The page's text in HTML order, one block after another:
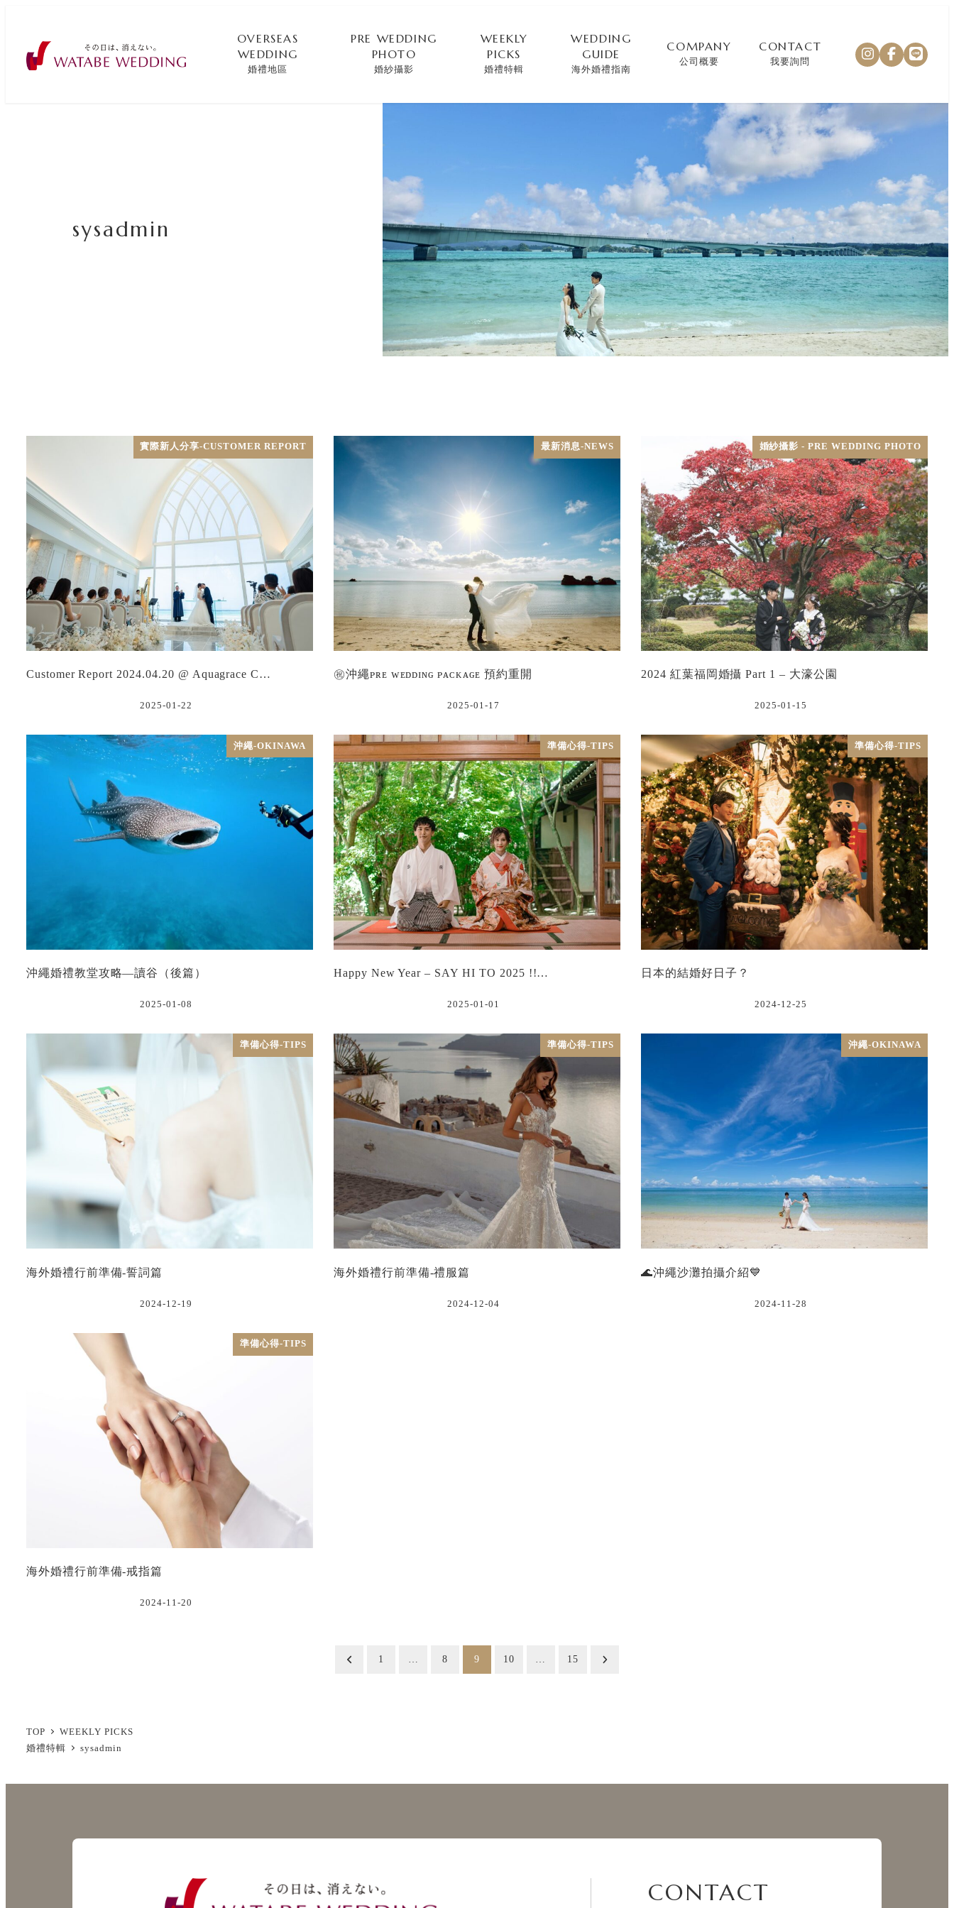
OVERSEAS
WEDDING
婚禮地區
PRE WEDDING
PHOTO
婚紗攝影
WEEKLY
PICKS
婚禮特輯
WEDDING
GUIDE
海外婚禮指南
COMPANY
公司概要
CONTACT
我要詢問
sysadmin
實際新人分享-CUSTOMER REPORT
Customer Report 2024.04.20 @ Aquagrace C…
2025-01-22
最新消息-NEWS
㊗沖繩ᴘʀᴇ ᴡᴇᴅᴅɪɴɢ ᴘᴀᴄᴋᴀɢᴇ 預約重開
2025-01-17
婚紗攝影 - PRE WEDDING PHOTO
2024 紅葉福岡婚攝 Part 1 – 大濠公園
2025-01-15
沖繩-OKINAWA
沖繩婚禮教堂攻略—讀谷（後篇）
2025-01-08
準備心得-TIPS
Happy New Year – SAY HI TO 2025 !!…
2025-01-01
準備心得-TIPS
日本的結婚好日子？
2024-12-25
準備心得-TIPS
海外婚禮行前準備-誓詞篇
2024-12-19
準備心得-TIPS
海外婚禮行前準備-禮服篇
2024-12-04
沖繩-OKINAWA
🌊沖繩沙灘拍攝介紹💙
2024-11-28
準備心得-TIPS
海外婚禮行前準備-戒指篇
2024-11-20
ペ
ー
1 … 8 9 10 … 15
TOP
WEEKLY PICKS
婚禮特輯
sysadmin
CONTACT